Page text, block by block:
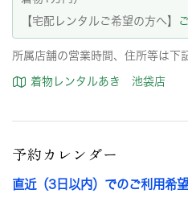
【宅配レンタルご希望の方へ】
所属店舗の営業時間、住所等は下
着物レンタルあき 池袋店
予約カレンダー
直近（3日以内）でのご利用希